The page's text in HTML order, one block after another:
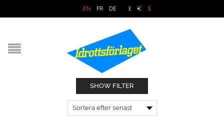
EN FR DE £ € $
SHOW FILTER